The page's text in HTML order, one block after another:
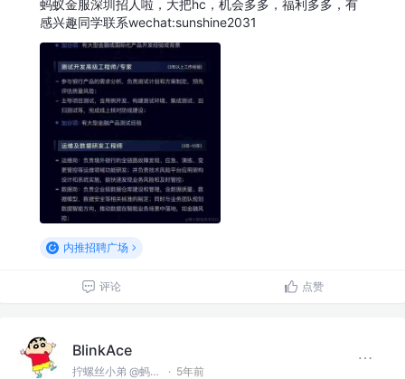
蚂蚁金服深圳招人啦，大把hc，机会多多，福利多多，有
感兴趣同学联系wechat:sunshine2031
内推招聘广场
评论 点赞
BlinkAce
拧螺丝小弟 @蚂蚁集团 · 5年前